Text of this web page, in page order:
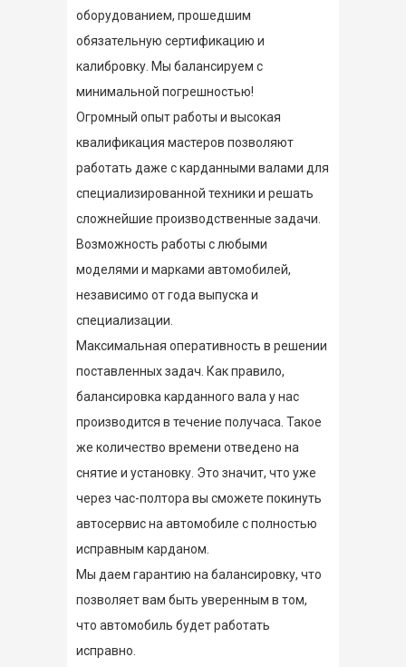
оборудованием, прошедшим
обязательную сертификацию и
калибровку. Мы балансируем с
минимальной погрешностью!
Огромный опыт работы и высокая
квалификация мастеров позволяют
работать даже с карданными валами для
специализированной техники и решать
сложнейшие производственные задачи.
Возможность работы с любыми
моделями и марками автомобилей,
независимо от года выпуска и
специализации.
Максимальная оперативность в решении
поставленных задач. Как правило,
балансировка карданного вала у нас
производится в течение получаса. Такое
же количество времени отведено на
снятие и установку. Это значит, что уже
через час-полтора вы сможете покинуть
автосервис на автомобиле с полностью
исправным карданом.
Мы даем гарантию на балансировку, что
позволяет вам быть уверенным в том,
что автомобиль будет работать
исправно.